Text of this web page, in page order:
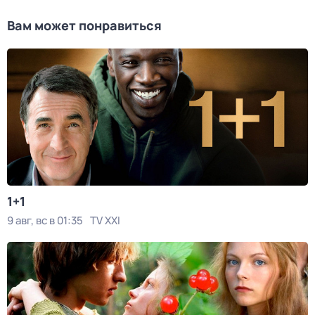
Вам может понравиться
1+1
9 авг, вс в 01:35 TV XXI